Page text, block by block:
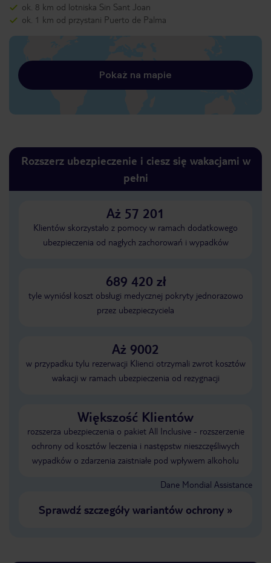
ok. 8 km od lotniska Sin Sant Joan
ok. 1 km od przystani Puerto de Palma
Pokaż na mapie
Rozszerz ubezpieczenie i ciesz się wakacjami w
pełni
Aż 57 201
Klientów skorzystało z pomocy w ramach dodatkowego
ubezpieczenia od nagłych zachorowań i wypadków
689 420 zł
tyle wyniósł koszt obsługi medycznej pokryty jednorazowo
przez ubezpieczyciela
Aż 9002
w przypadku tylu rezerwacji Klienci otrzymali zwrot kosztów
wakacji w ramach ubezpieczenia od rezygnacji
Większość Klientów
rozszerza ubezpieczenia o pakiet All Inclusive - rozszerzenie
ochrony od kosztów leczenia i następstw nieszczęśliwych
wypadków o zdarzenia zaistniałe pod wpływem alkoholu
Dane Mondial Assistance
Sprawdź szczegóły wariantów ochrony»